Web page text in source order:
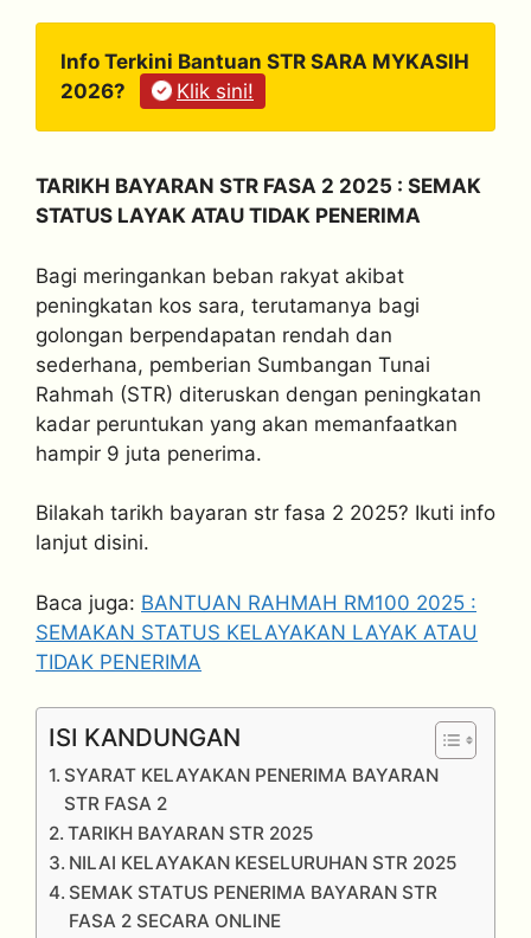
Info Terkini Bantuan STR SARA MYKASIH
2026?
Klik sini!
TARIKH BAYARAN STR FASA 2 2025 : SEMAK
STATUS LAYAK ATAU TIDAK PENERIMA
Bagi meringankan beban rakyat akibat
peningkatan kos sara, terutamanya bagi
golongan berpendapatan rendah dan
sederhana, pemberian Sumbangan Tunai
Rahmah (STR) diteruskan dengan peningkatan
kadar peruntukan yang akan memanfaatkan
hampir 9 juta penerima.
Bilakah tarikh bayaran str fasa 2 2025? Ikuti info
lanjut disini.
Baca juga: BANTUAN RAHMAH RM100 2025 :
SEMAKAN STATUS KELAYAKAN LAYAK ATAU
TIDAK PENERIMA
ISI KANDUNGAN
SYARAT KELAYAKAN PENERIMA BAYARAN
STR FASA 2
TARIKH BAYARAN STR 2025
NILAI KELAYAKAN KESELURUHAN STR 2025
SEMAK STATUS PENERIMA BAYARAN STR
FASA 2 SECARA ONLINE